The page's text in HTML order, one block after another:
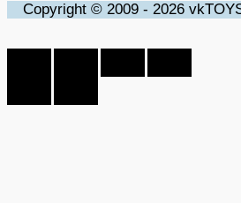
Copyright © 2009 - 2026